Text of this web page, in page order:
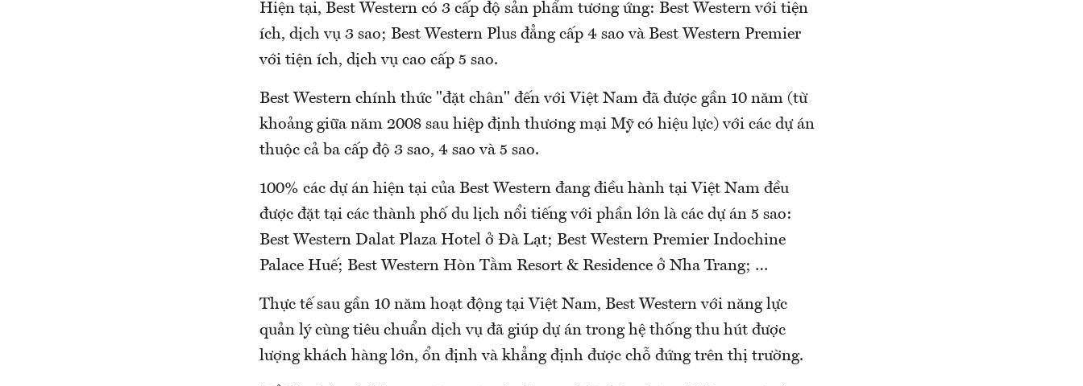
Hiện tại, Best Western có 3 cấp độ sản phẩm tương ứng: Best Western với tiện
ích, dịch vụ 3 sao; Best Western Plus đẳng cấp 4 sao và Best Western Premier
với tiện ích, dịch vụ cao cấp 5 sao.
Best Western chính thức "đặt chân" đến với Việt Nam đã được gần 10 năm (từ
khoảng giữa năm 2008 sau hiệp định thương mại Mỹ có hiệu lực) với các dự án
thuộc cả ba cấp độ 3 sao, 4 sao và 5 sao.
100% các dự án hiện tại của Best Western đang điều hành tại Việt Nam đều
được đặt tại các thành phố du lịch nổi tiếng với phần lớn là các dự án 5 sao:
Best Western Dalat Plaza Hotel ở Đà Lạt; Best Western Premier Indochine
Palace Huế; Best Western Hòn Tằm Resort & Residence ở Nha Trang; …
Thực tế sau gần 10 năm hoạt động tại Việt Nam, Best Western với năng lực
quản lý cùng tiêu chuẩn dịch vụ đã giúp dự án trong hệ thống thu hút được
lượng khách hàng lớn, ổn định và khẳng định được chỗ đứng trên thị trường.